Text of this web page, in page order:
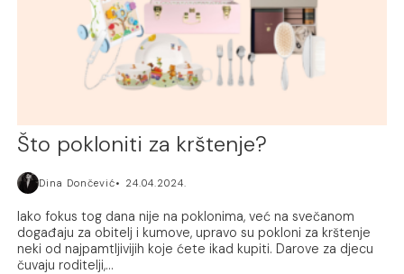
Što pokloniti za krštenje?
Dina Dončević 24.04.2024.
Iako fokus tog dana nije na poklonima, već na svečanom
događaju za obitelj i kumove, upravo su pokloni za krštenje
neki od najpamtljivijih koje ćete ikad kupiti. Darove za djecu
čuvaju roditelji,...